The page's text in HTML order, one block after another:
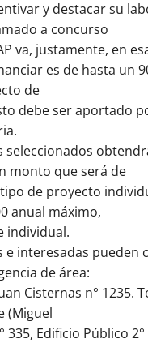
y destacar su
a concurso
va, justamente, en
es de hasta un
de
debe ser aportado
seleccionados
monto que será de
de proyecto
anual máximo,
individual.
e interesadas pueden
de área:
Cisternas n° 1235.
(Miguel
335, Edificio Público